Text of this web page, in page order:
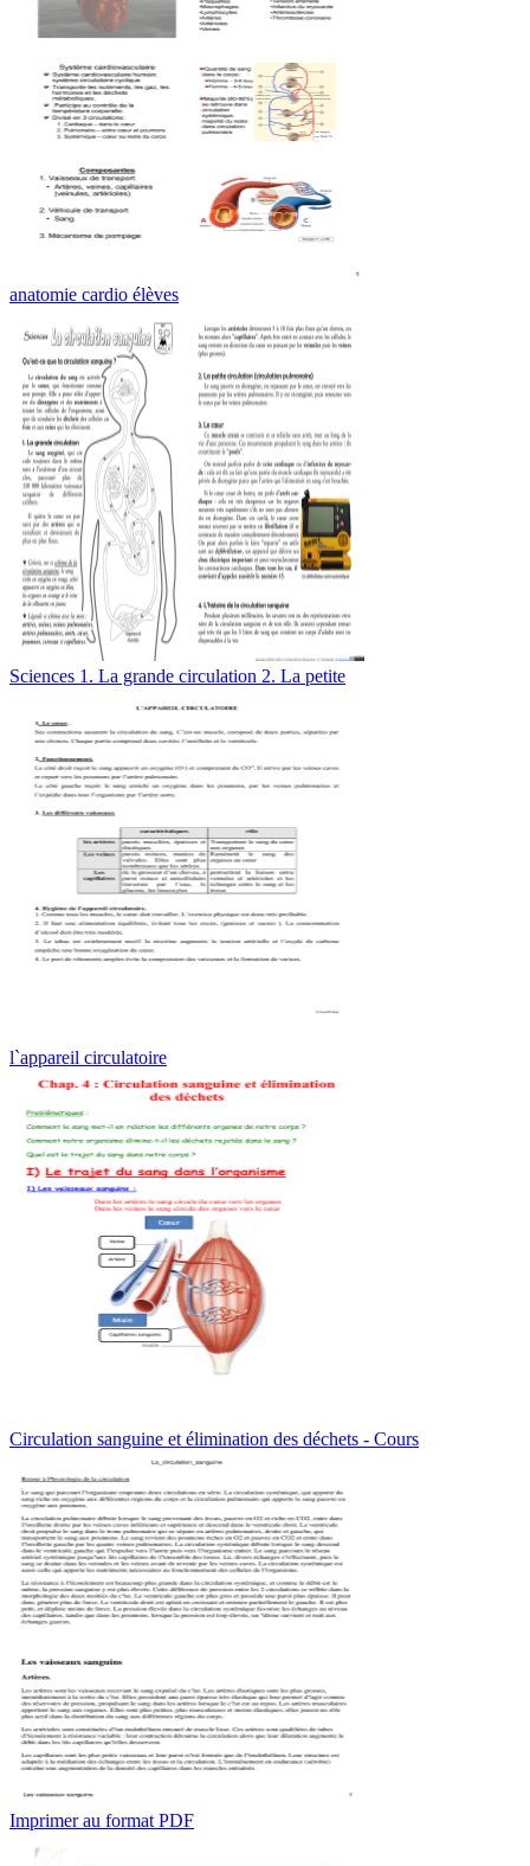
anatomie cardio élèves
Sciences 1. La grande circulation 2. La petite
l`appareil circulatoire
Circulation sanguine et élimination des déchets - Cours
Imprimer au format PDF